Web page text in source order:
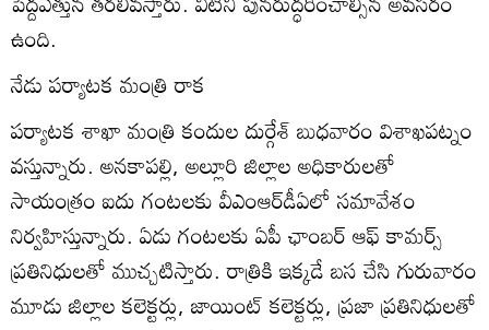
ఉంది.
నేడు పర్యాటక మంత్రి రాక
పర్యాటక శాఖా మంత్రి కందుల దుర్గేశ్‌ బుధవారం విశాఖపట్నం
వస్తున్నారు. అనకాపల్లి, అల్లూరి జిల్లాల అధికారులతో
సాయంత్రం ఐదు గంటలకు వీఎంఆర్‌డీఏలో సమావేశం
నిర్వహిస్తున్నారు. ఏడు గంటలకు ఏపీ ఛాంబర్‌ ఆఫ్‌ కామర్స్‌
ప్రతినిధులతో ముచ్చటిస్తారు. రాత్రికి ఇక్కడే బస చేసి గురువారం
మూడు జిల్లాల కలెక్టర్లు, జాయింట్‌ కలెక్టర్లు, ప్రజా ప్రతినిధులతో